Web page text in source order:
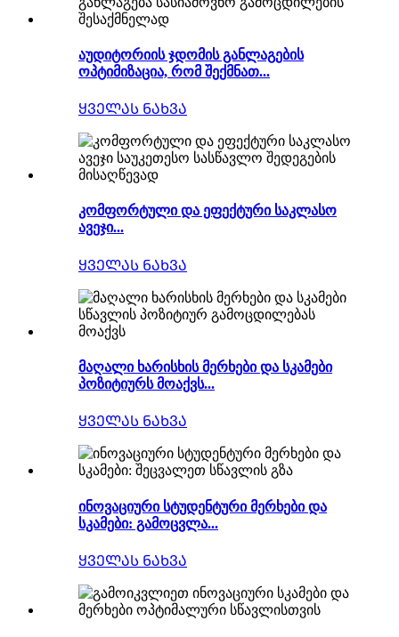
აუდიტორიის ჯდომის განლაგების
ოპტიმიზაცია, რომ შექმნათ...
ᲧᲕᲔᲚᲐᲡ ᲜᲐᲮᲕᲐ
კომფორტული და ეფექტური საკლასო
ავეჯი...
ᲧᲕᲔᲚᲐᲡ ᲜᲐᲮᲕᲐ
მაღალი ხარისხის მერხები და სკამები
პოზიტიურს მოაქვს...
ᲧᲕᲔᲚᲐᲡ ᲜᲐᲮᲕᲐ
ინოვაციური სტუდენტური მერხები და
სკამები: გამოცვლა...
ᲧᲕᲔᲚᲐᲡ ᲜᲐᲮᲕᲐ